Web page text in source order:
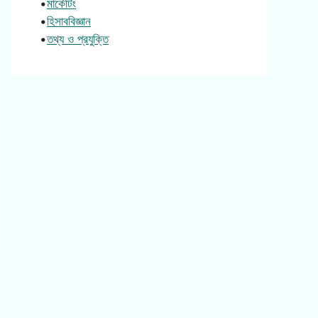
•মার্কেটিং
•হিসাববিজ্ঞান
•তথ্য ও প্রযুক্তি